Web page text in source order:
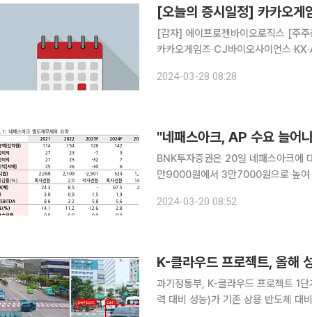
[오늘의 증시일정] 카카오게
[감자] 에이프로젠바이오로직스 [주주
카카오게임즈‧CJ바이오사이언스
크‧엔지켐생명과학‧플래티어‧광무‧마
2024-03-28 08:28
"네패스아크, AP 수요 늘
BNK투자증권은 20일 네패스아크에
만9000원에서 3만7000원으로 높여 잡
소폭 상회했다"며 "고객사의 시스템
2024-03-20 08:52
K-클라우드 프로젝트, 올해
과기정통부, K-클라우드 프로젝트 1단계 실증사업 중간점검
력 대비 성능)가 기존 상용 반도체 대비 두 배 이